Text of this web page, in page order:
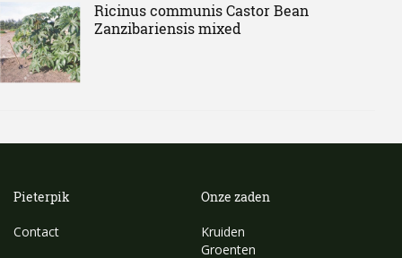
Ricinus communis Castor Bean
Zanzibariensis mixed
Pieterpik
Contact
Onze zaden
Kruiden
Groenten